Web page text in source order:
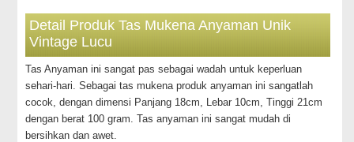
Detail Produk Tas Mukena Anyaman Unik
Vintage Lucu
Tas Anyaman ini sangat pas sebagai wadah untuk keperluan
sehari-hari. Sebagai tas mukena produk anyaman ini sangatlah
cocok, dengan dimensi Panjang 18cm, Lebar 10cm, Tinggi 21cm
dengan berat 100 gram. Tas anyaman ini sangat mudah di
bersihkan dan awet.